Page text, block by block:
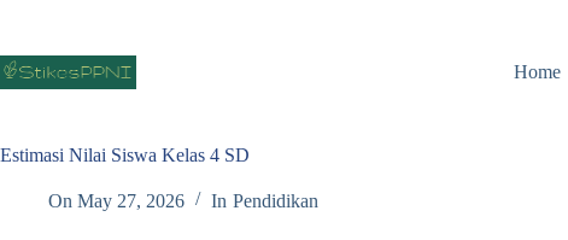
content
Home
Estimasi Nilai Siswa Kelas 4 SD
On May 27, 2026 In Pendidikan